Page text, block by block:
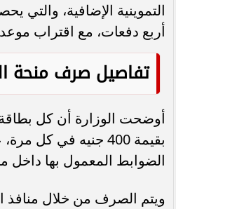
أربع دفعات، مع اقتراب
تفاصيل صرف منحة الـ400
بقيمة 400 جنيه في
الضوابط المعمول بها داخل
ويتم الصرف من خلال منافذ